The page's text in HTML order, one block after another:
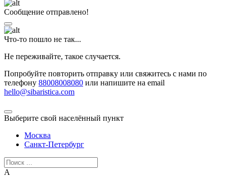
Сообщение отправлено!
Что-то пошло не так...
Не переживайте, такое случается.
Попробуйте повторить отправку или свяжитесь с нами по
телефону 88008008080 или напишите на email
hello@sibaristica.com
Выберите свой населённый пункт
Москва
Санкт-Петербург
А